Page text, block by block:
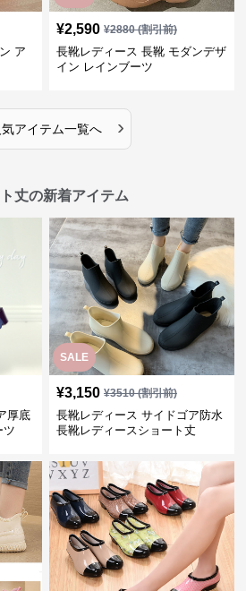
ア
¥2,590 ¥2880(割引前)
長靴レディース 長靴 モダンデザ
イン レインブーツ
気アイテム一覧へ ›
丈の新着アイテム
厚底
ツ
SALE
¥3,150 ¥3510(割引前)
長靴レディース サイドゴア防水
長靴レディースショート丈